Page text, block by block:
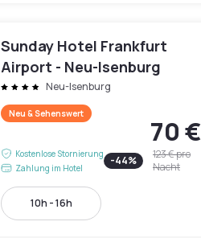
Sunday Hotel Frankfurt
Airport - Neu-Isenburg
Neu-Isenburg
Neu & Sehenswert
Kostenlose Stornierung
Zahlung im Hotel
70 €
-44% 123 €pro
Nacht
10h - 16h